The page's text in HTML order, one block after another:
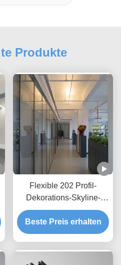
Produkte
Flexible 202 Profil-
Dekorations-Skyline-
Basis des Edelstahl-LED
lineare beleuchtende
Beste Preis erhalten